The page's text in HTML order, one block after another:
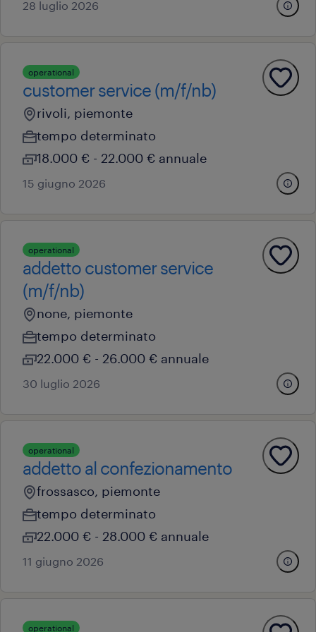
28 luglio 2026
operational
customer service (m/f/nb)
rivoli, piemonte
tempo determinato
18.000 € - 22.000 € annuale
15 giugno 2026
operational
addetto customer service
(m/f/nb)
none, piemonte
tempo determinato
22.000 € - 26.000 € annuale
30 luglio 2026
operational
addetto al confezionamento
frossasco, piemonte
tempo determinato
22.000 € - 28.000 € annuale
11 giugno 2026
operational